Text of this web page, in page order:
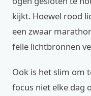
kijkt. Hoewel rood
een zwaar
felle lichtbronnen
Ook is het slim om
focus niet elke dag